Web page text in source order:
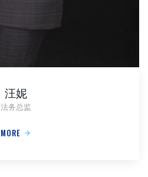
汪妮
法务总监
MORE